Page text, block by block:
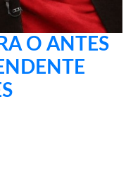
O ANTES